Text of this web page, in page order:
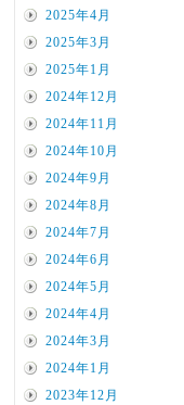
2025年4月
2025年3月
2025年1月
2024年12月
2024年11月
2024年10月
2024年9月
2024年8月
2024年7月
2024年6月
2024年5月
2024年4月
2024年3月
2024年1月
2023年12月